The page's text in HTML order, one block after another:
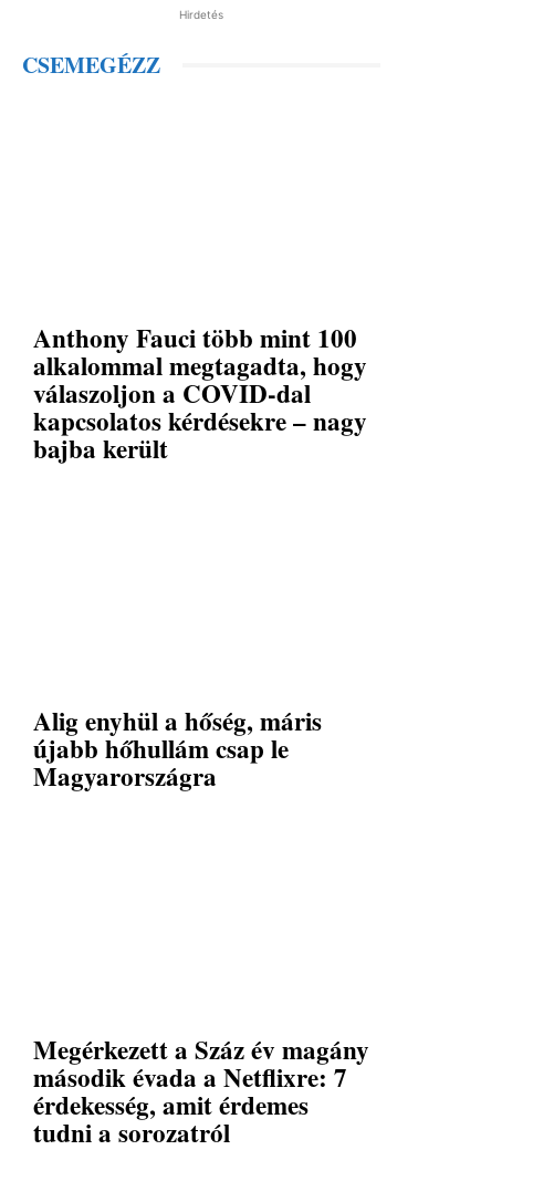
Hirdetés
CSEMEGÉZZ
Anthony Fauci több mint 100
alkalommal megtagadta, hogy
válaszoljon a COVID-dal
kapcsolatos kérdésekre – nagy
bajba került
Alig enyhül a hőség, máris
újabb hőhullám csap le
Magyarországra
Megérkezett a Száz év magány
második évada a Netflixre: 7
érdekesség, amit érdemes
tudni a sorozatról